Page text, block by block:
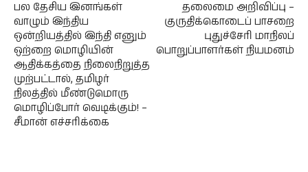
பல தேசிய இனங்கள்
வாழும் இந்திய
ஒன்றியத்தில் இந்தி எனும்
ஒற்றை மொழியின்
ஆதிக்கத்தை நிலைநிறுத்த
முற்பட்டால், தமிழர்
நிலத்தில் மீண்டுமொரு
மொழிப்போர் வெடிக்கும்! –
சீமான் எச்சரிக்கை
தலைமை அறிவிப்பு –
குருதிக்கொடைப் பாசறை
புதுச்சேரி மாநிலப்
பொறுப்பாளர்கள் நியமனம்